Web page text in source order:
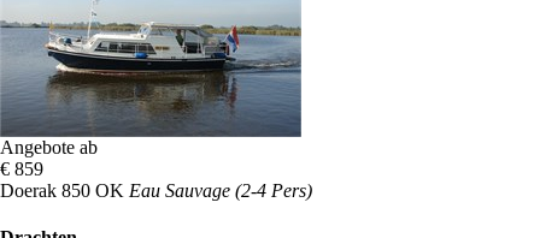
Angebote ab
€ 859
Doerak 850 OK Eau Sauvage (2-4 Pers)